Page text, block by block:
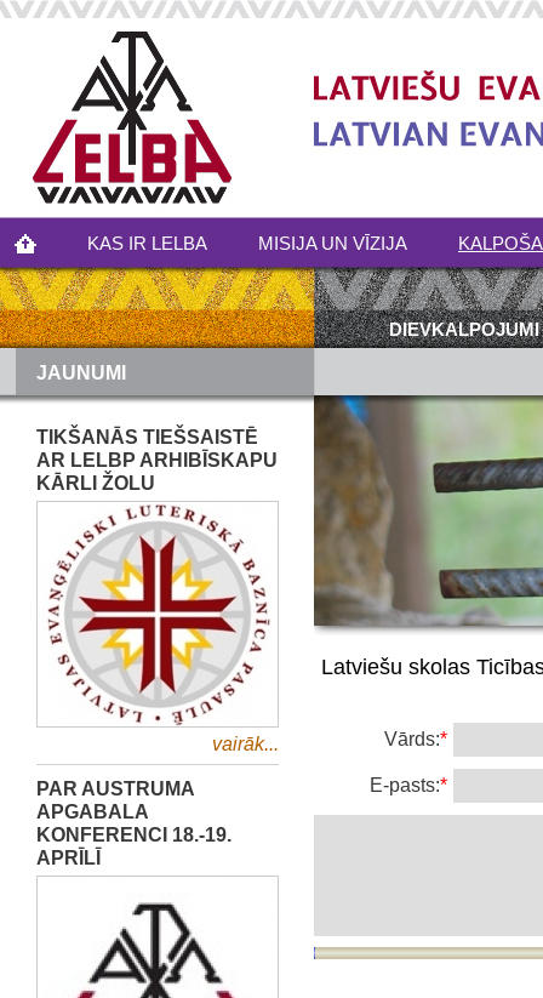
KAS IR LELBA MISIJA UN VĪZIJA
DIEVKALPOJUMI
JAUNUMI
TIKŠANĀS TIEŠSAISTĒ
AR LELBP ARHIBĪSKAPU
KĀRLI ŽOLU
vairāk...
PAR AUSTRUMA
APGABALA
KONFERENCI 18.-19.
APRĪLĪ
Latviešu skolas
Vārds:*
E-pasts:*